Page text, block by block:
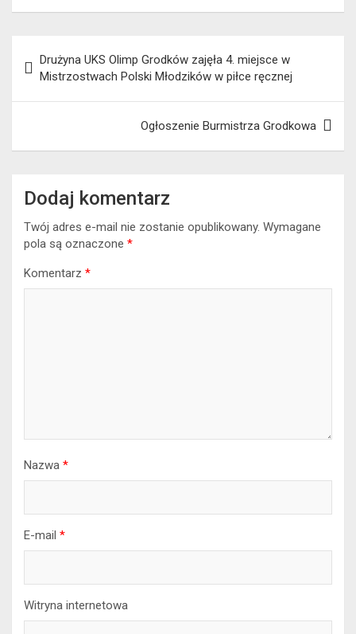
wpisu
Drużyna UKS Olimp Grodków zajęła 4. miejsce w
Mistrzostwach Polski Młodzików w piłce ręcznej
Ogłoszenie Burmistrza Grodkowa
Dodaj komentarz
Twój adres e-mail nie zostanie opublikowany. Wymagane
pola są oznaczone *
Komentarz *
Nazwa *
E-mail *
Witryna internetowa